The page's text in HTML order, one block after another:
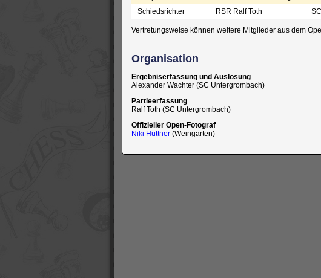
Schiedsrichter
RSR Ralf Toth
Vertretungsweise können weitere Mitglieder aus dem
Organisation
Ergebniserfassung und Auslosung
Alexander Wachter (SC Untergrombach)
Partieerfassung
Ralf Toth (SC Untergrombach)
Offizieller Open-Fotograf
Niki Hüttner(Weingarten)